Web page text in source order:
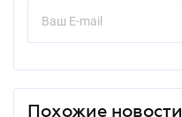
Похожие новости